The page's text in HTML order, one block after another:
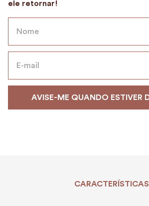
CARACTERÍSTICAS
10º case